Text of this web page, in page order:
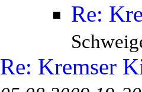
Re:
Re: Kremser